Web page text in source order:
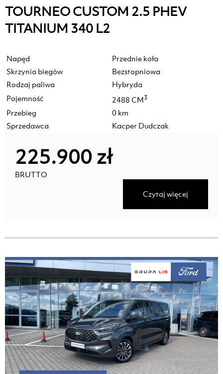
TOURNEO CUSTOM 2.5 PHEV
TITANIUM 340 L2
Napęd
Przednie koła
Skrzynia biegów
Bezstopniowa
Rodzaj paliwa
Hybryda
Pojemność
2488 CM3
Przebieg
0 km
Sprzedawca
Kacper Dudczak
225.900 zł
BRUTTO
Czytaj więcej